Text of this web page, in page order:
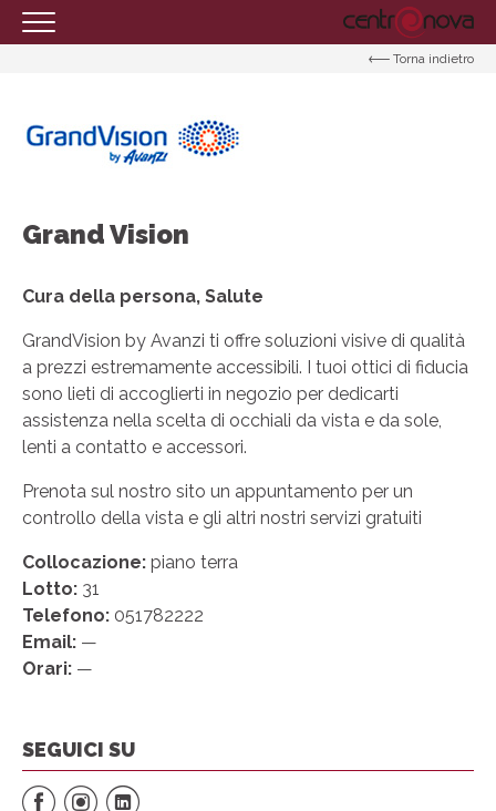
PROMOZIONI
SERVIZI
IL TUO BUSINESS AL CENTRO
CONTATTI
Torna indietro
Grand Vision
Cura della persona, Salute
GrandVision by Avanzi ti offre soluzioni visive di qualità
a prezzi estremamente accessibili. I tuoi ottici di fiducia
sono lieti di accoglierti in negozio per dedicarti
assistenza nella scelta di occhiali da vista e da sole,
lenti a contatto e accessori.
Prenota sul nostro sito un appuntamento per un
controllo della vista e gli altri nostri servizi gratuiti
Collocazione: piano terra
Lotto: 31
Telefono: 051782222
Email: —
Orari: —
SEGUICI SU